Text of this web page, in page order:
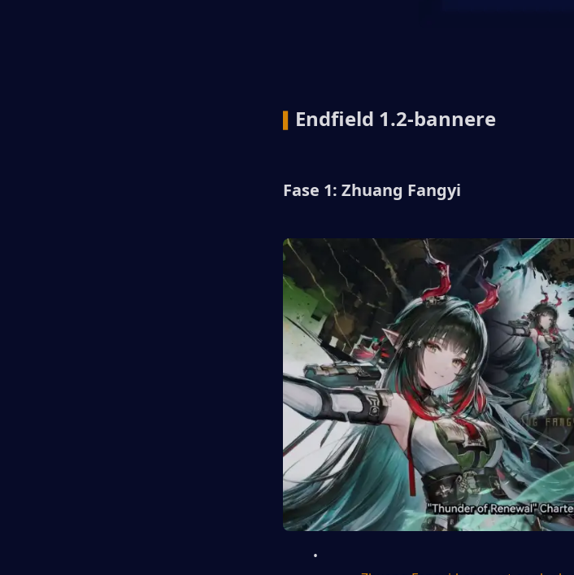
Endfield 1.2-bannere
Fase 1: Zhuang Fangyi